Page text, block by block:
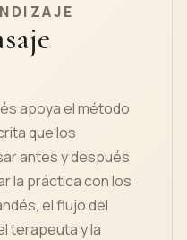
apoya el método
que los
antes y después
la práctica con los
el flujo del
terapeuta y la